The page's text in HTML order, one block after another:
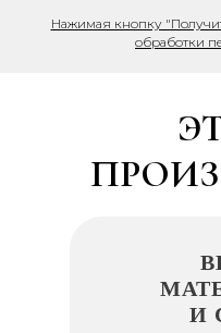
Нажимая кнопку
обработки
И